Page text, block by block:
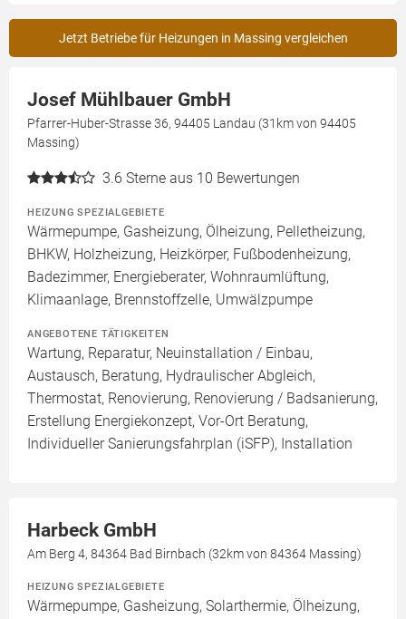
Jetzt Betriebe für Heizungen in Massing vergleichen
Josef Mühlbauer GmbH
Pfarrer-Huber-Strasse 36, 94405 Landau (31km von 94405
Massing)
3.6 Sterne aus 10 Bewertungen
HEIZUNG SPEZIALGEBIETE
Wärmepumpe, Gasheizung, Ölheizung, Pelletheizung,
BHKW, Holzheizung, Heizkörper, Fußbodenheizung,
Badezimmer, Energieberater, Wohnraumlüftung,
Klimaanlage, Brennstoffzelle, Umwälzpumpe
ANGEBOTENE TÄTIGKEITEN
Wartung, Reparatur, Neuinstallation / Einbau,
Austausch, Beratung, Hydraulischer Abgleich,
Thermostat, Renovierung, Renovierung / Badsanierung,
Erstellung Energiekonzept, Vor-Ort Beratung,
Individueller Sanierungsfahrplan (iSFP), Installation
Harbeck GmbH
Am Berg 4, 84364 Bad Birnbach (32km von 84364 Massing)
HEIZUNG SPEZIALGEBIETE
Wärmepumpe, Gasheizung, Solarthermie, Ölheizung,